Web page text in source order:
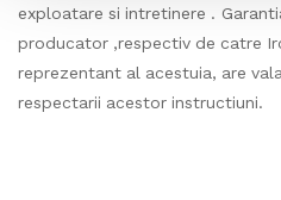
exploatare si intretinere .
producator ,respectiv de catre
reprezentant al acestuia, are
respectarii acestor instructiuni.